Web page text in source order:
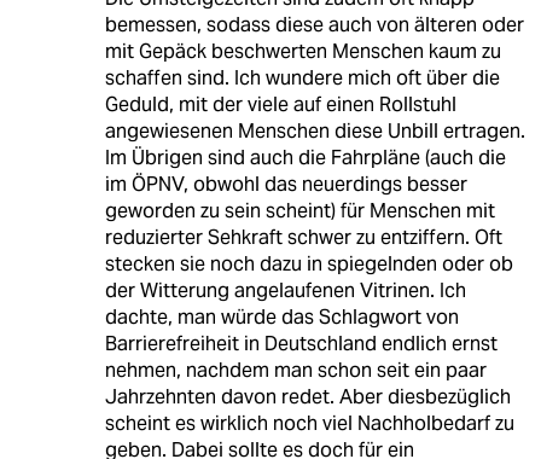
bemessen, sodass diese auch von älteren oder
mit Gepäck beschwerten Menschen kaum zu
schaffen sind. Ich wundere mich oft über die
Geduld, mit der viele auf einen Rollstuhl
angewiesenen Menschen diese Unbill ertragen.
Im Übrigen sind auch die Fahrpläne (auch die
im ÖPNV, obwohl das neuerdings besser
geworden zu sein scheint) für Menschen mit
reduzierter Sehkraft schwer zu entziffern. Oft
stecken sie noch dazu in spiegelnden oder ob
der Witterung angelaufenen Vitrinen. Ich
dachte, man würde das Schlagwort von
Barrierefreiheit in Deutschland endlich ernst
nehmen, nachdem man schon seit ein paar
Jahrzehnten davon redet. Aber diesbezüglich
scheint es wirklich noch viel Nachholbedarf zu
geben. Dabei sollte es doch für ein